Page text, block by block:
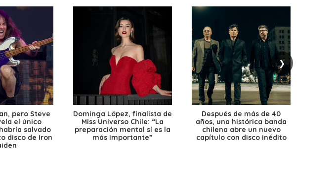
❯
pero Steve
el único
salvado
disco de Iron
Dominga López, finalista de
Miss Universo Chile: “La
preparación mental sí es la
más importante”
Después de más de 40
años, una histórica banda
chilena abre un nuevo
capítulo con disco inédito